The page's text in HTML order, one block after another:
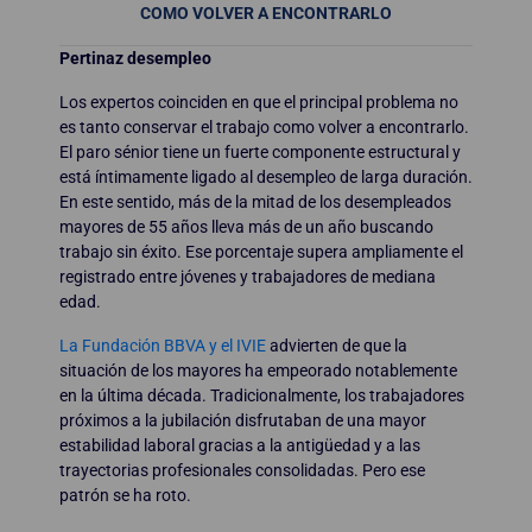
COMO VOLVER A ENCONTRARLO
Pertinaz desempleo
Los expertos coinciden en que el principal problema no
es tanto conservar el trabajo como volver a encontrarlo.
El paro sénior tiene un fuerte componente estructural y
está íntimamente ligado al desempleo de larga duración.
En este sentido, más de la mitad de los desempleados
mayores de 55 años lleva más de un año buscando
trabajo sin éxito. Ese porcentaje supera ampliamente el
registrado entre jóvenes y trabajadores de mediana
edad.
La Fundación BBVA y el IVIEadvierten de que la
situación de los mayores ha empeorado notablemente
en la última década. Tradicionalmente, los trabajadores
próximos a la jubilación disfrutaban de una mayor
estabilidad laboral gracias a la antigüedad y a las
trayectorias profesionales consolidadas. Pero ese
patrón se ha roto.